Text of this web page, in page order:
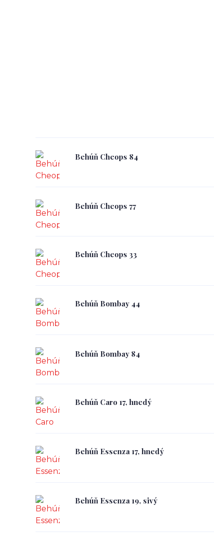
Behúň Cheops 84
Behúň Cheops 77
Behúň Cheops 33
Behúň Bombay 44
Behúň Bombay 84
Behúň Caro 17, hnedý
Behúň Essenza 17, hnedý
Behúň Essenza 19, sivý